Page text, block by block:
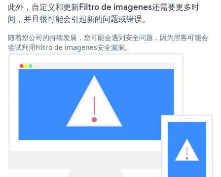
此外，自定义和更新Filtro de imagenes还需要更多时
间，并且很可能会引起新的问题或错误。
随着您公司的持续发展，您可能会遇到安全问题，因为黑客可能会
尝试利用Filtro de imagenes安全漏洞。